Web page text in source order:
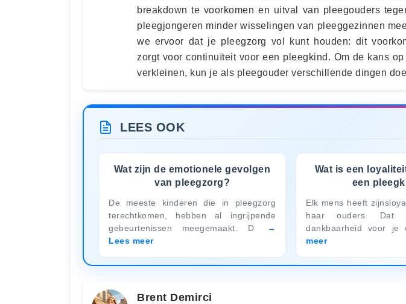
breakdown te voorkomen en uitval van pleegouders
pleegjongeren minder wisselingen van pleeggezinnen
we ervoor dat je pleegzorg vol kunt houden: dit
zorgt voor continuïteit voor een pleegkind. Om de kans
verkleinen, kun je als pleegouder verschillende dingen
LEES OOK
Wat zijn de emotionele gevolgen
van pleegzorg?
De meeste kinderen die in pleegzorg
terechtkomen, hebben al ingrijpende
gebeurtenissen meegemaakt. D
Lees meer
Wat is een
een
Elk mens heeft
haar ouders. Dat
dankbaarheid voor je
meer
Brent Demirci